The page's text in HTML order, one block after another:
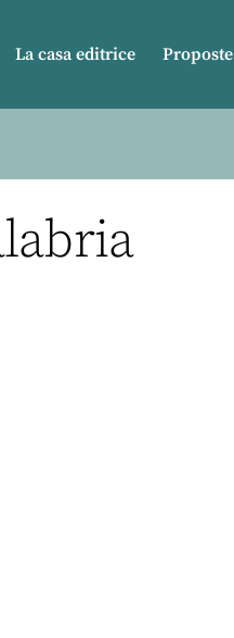
La casa editrice Proposte